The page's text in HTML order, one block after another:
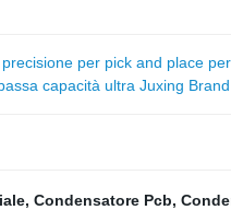
per pick and place
capacità ultra Juxing
, Condensatore Pcb,